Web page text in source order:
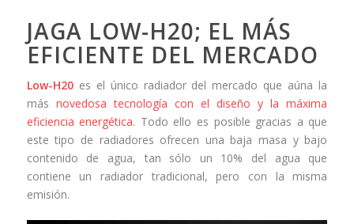
JAGA LOW-H20; EL MÁS
EFICIENTE DEL MERCADO
Low-H20es el único radiador del mercado que aúna la
más novedosa tecnología con el diseño y la máxima
eficiencia energética. Todo ello es posible gracias a que
este tipo de radiadores ofrecen una baja masa y bajo
contenido de agua, tan sólo un 10% del agua que
contiene un radiador tradicional, pero con la misma
emisión.